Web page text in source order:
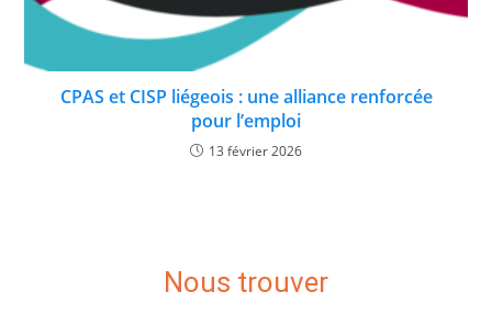
CPAS et CISP liégeois : une alliance renforcée
pour l’emploi
13 février 2026
Nous trouver